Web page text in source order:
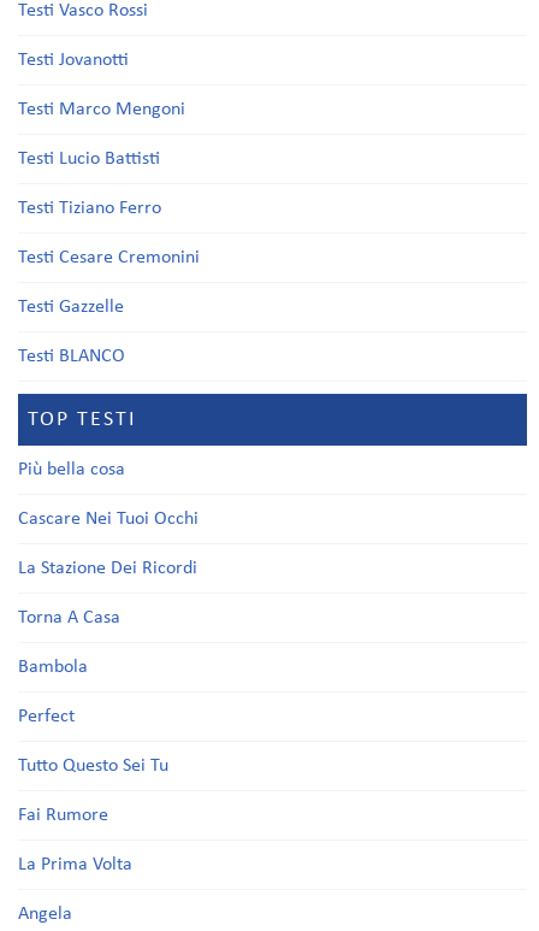
Testi Vasco Rossi
Testi Jovanotti
Testi Marco Mengoni
Testi Lucio Battisti
Testi Tiziano Ferro
Testi Cesare Cremonini
Testi Gazzelle
Testi BLANCO
TOP TESTI
Più bella cosa
Cascare Nei Tuoi Occhi
La Stazione Dei Ricordi
Torna A Casa
Bambola
Perfect
Tutto Questo Sei Tu
Fai Rumore
La Prima Volta
Angela